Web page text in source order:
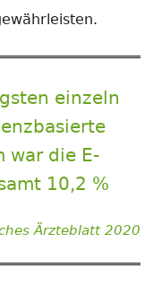
einzeln
war die E-
10,2 %
Ärzteblatt 2020